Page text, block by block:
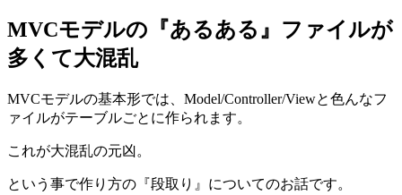
新
日
時
MVCモデルの『あるある』ファイルが
多くて大混乱
MVCモデルの基本形では、Model/Controller/Viewと色んなフ
ァイルがテーブルごとに作られます。
これが大混乱の元凶。
という事で作り方の『段取り』についてのお話です。